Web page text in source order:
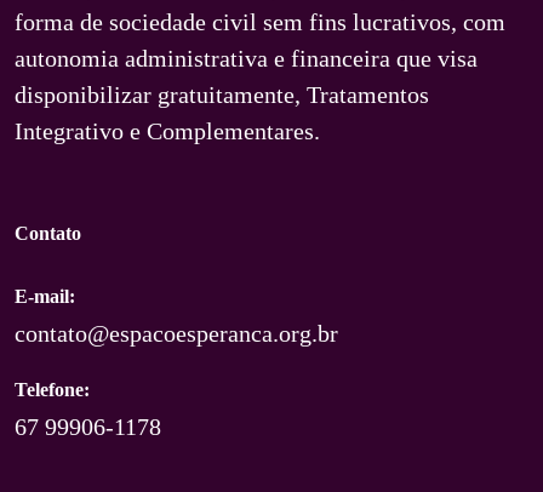
forma de sociedade civil sem fins lucrativos, com
autonomia administrativa e financeira que visa
disponibilizar gratuitamente, Tratamentos
Integrativo e Complementares.
Contato
E-mail:
contato@espacoesperanca.org.br
Telefone:
67 99906-1178